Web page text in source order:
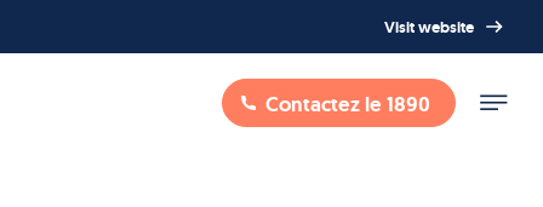
Visit website
Contactez le 1890